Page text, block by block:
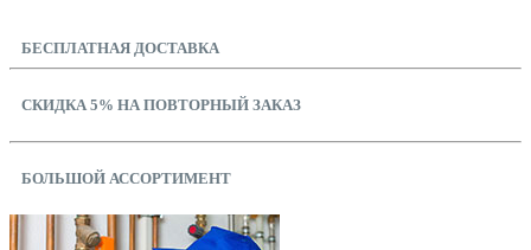
БЕСПЛАТНАЯ ДОСТАВКА
СКИДКА 5% НА ПОВТОРНЫЙ ЗАКАЗ
БОЛЬШОЙ АССОРТИМЕНТ